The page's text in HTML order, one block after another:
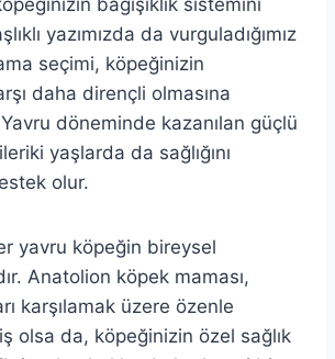
bağışıklık sistemini
yazımızda da vurguladığımız
seçimi, köpeğinizin
daha dirençli olmasına
Yavru döneminde kazanılan güçlü
yaşlarda da sağlığını
olur.
yavru köpeğin bireysel
Anatolion köpek maması,
karşılamak üzere özenle
olsa da, köpeğinizin özel sağlık